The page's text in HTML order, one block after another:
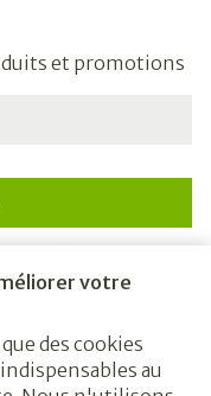
votre
des cookies
au
et promotions
confidentialité